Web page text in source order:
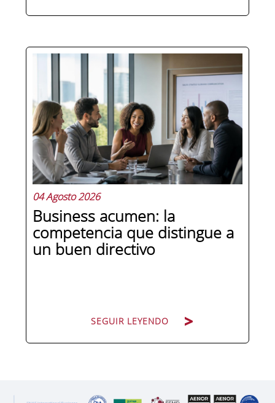
Cuando una organización crece o
cambia de dirección estratégica, una
de las primeras preguntas que surgen
es: ¿cómo nos organizamos? La
respuesta no es trivial. La estructura
organizacional condiciona quién
decide qué, cómo fluye la información
y,...
04 Agosto 2026
Business acumen: la
competencia que distingue a
un buen directivo
SEGUIR LEYENDO
hay directivos que saben qué hacer